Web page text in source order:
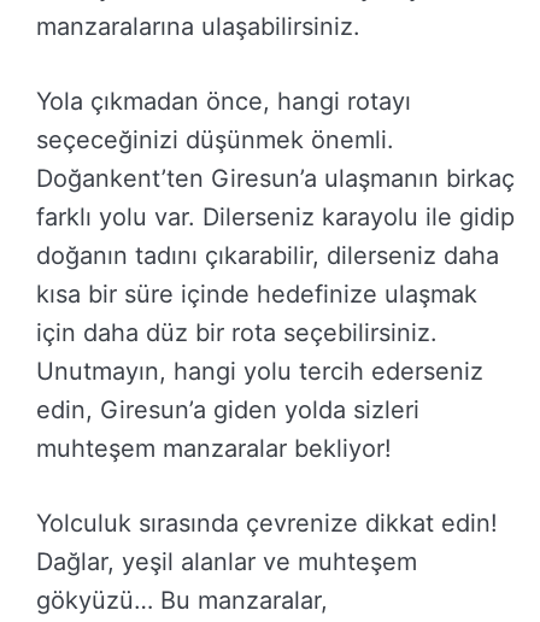
manzaralarına ulaşabilirsiniz.
Yola çıkmadan önce, hangi rotayı
seçeceğinizi düşünmek önemli.
Doğankent’ten Giresun’a ulaşmanın birkaç
farklı yolu var. Dilerseniz karayolu ile gidip
doğanın tadını çıkarabilir, dilerseniz daha
kısa bir süre içinde hedefinize ulaşmak
için daha düz bir rota seçebilirsiniz.
Unutmayın, hangi yolu tercih ederseniz
edin, Giresun’a giden yolda sizleri
muhteşem manzaralar bekliyor!
Yolculuk sırasında çevrenize dikkat edin!
Dağlar, yeşil alanlar ve muhteşem
gökyüzü… Bu manzaralar,